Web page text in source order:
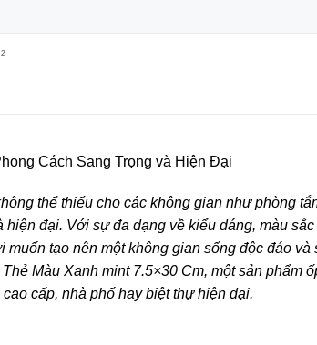
Cách Sang Trọng và Hiện Đại
thể thiếu cho các không gian như phòng
đại. Với sự đa dạng về kiểu dáng, màu sắc
tạo nên một không gian sống độc đáo và
Màu Xanh mint 7.5×30 Cm, một sản phẩm
cấp, nhà phố hay biệt thự hiện đại.